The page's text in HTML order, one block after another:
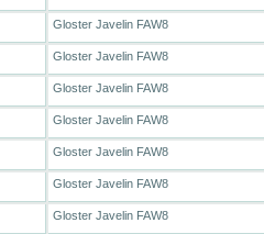
Gloster Javelin FAW8
Gloster Javelin FAW8
Gloster Javelin FAW8
Gloster Javelin FAW8
Gloster Javelin FAW8
Gloster Javelin FAW8
Gloster Javelin FAW8